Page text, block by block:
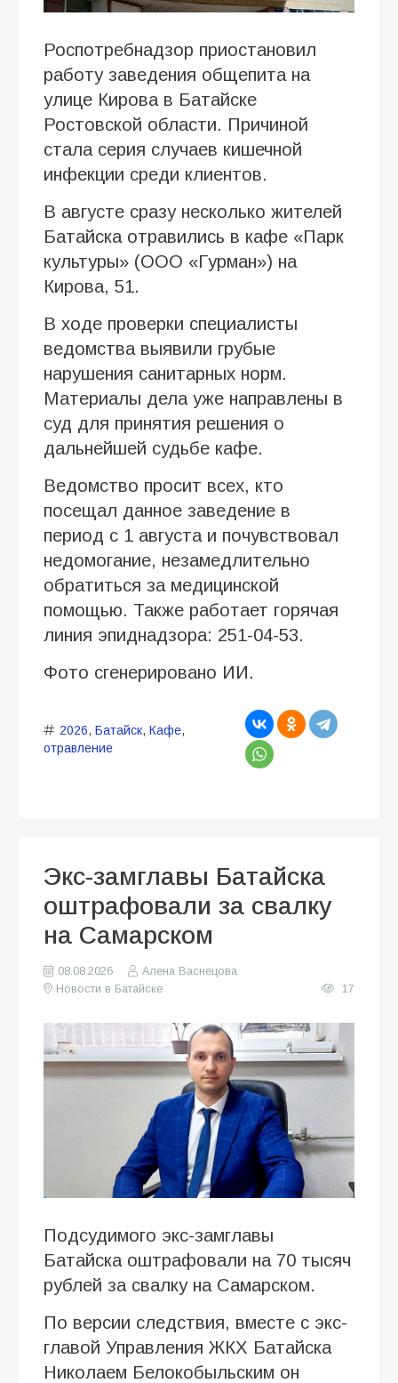
Роспотребнадзор приостановил
работу заведения общепита на
улице Кирова в Батайске
Ростовской области. Причиной
стала серия случаев кишечной
инфекции среди клиентов.
В августе сразу несколько жителей
Батайска отравились в кафе «Парк
культуры» (ООО «Гурман») на
Кирова, 51.
В ходе проверки специалисты
ведомства выявили грубые
нарушения санитарных норм.
Материалы дела уже направлены в
суд для принятия решения о
дальнейшей судьбе кафе.
Ведомство просит всех, кто
посещал данное заведение в
период с 1 августа и почувствовал
недомогание, незамедлительно
обратиться за медицинской
помощью. Также работает горячая
линия эпиднадзора: 251-04-53.
Фото сгенерировано ИИ.
2026, Батайск, Кафе,
отравление
Экс-замглавы Батайска
оштрафовали за свалку
на Самарском
08.08.2026
Алена Васнецова
Новости в Батайске
17
Подсудимого экс-замглавы
Батайска оштрафовали на 70 тысяч
рублей за свалку на Самарском.
По версии следствия, вместе с экс-
главой Управления ЖКХ Батайска
Николаем Белокобыльским он